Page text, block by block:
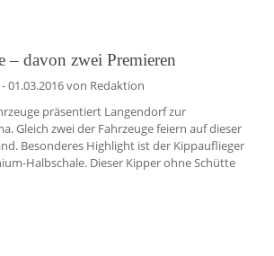
– davon zwei Premieren
01.03.2016von Redaktion
präsentiert Langendorf zur
Gleich zwei der Fahrzeuge feiern auf dieser
Besonderes Highlight ist der Kippauflieger
Halbschale. Dieser Kipper ohne Schütte